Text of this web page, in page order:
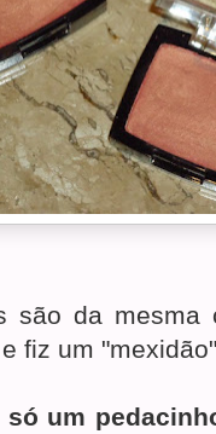
são da mesma
fiz um
um